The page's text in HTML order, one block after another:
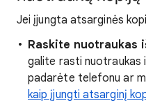
Jei įjungta atsarginės
Raskite nuotraukas
galite rasti nuotraukas
padarėte telefonu ar
kaip įjungti atsarginį